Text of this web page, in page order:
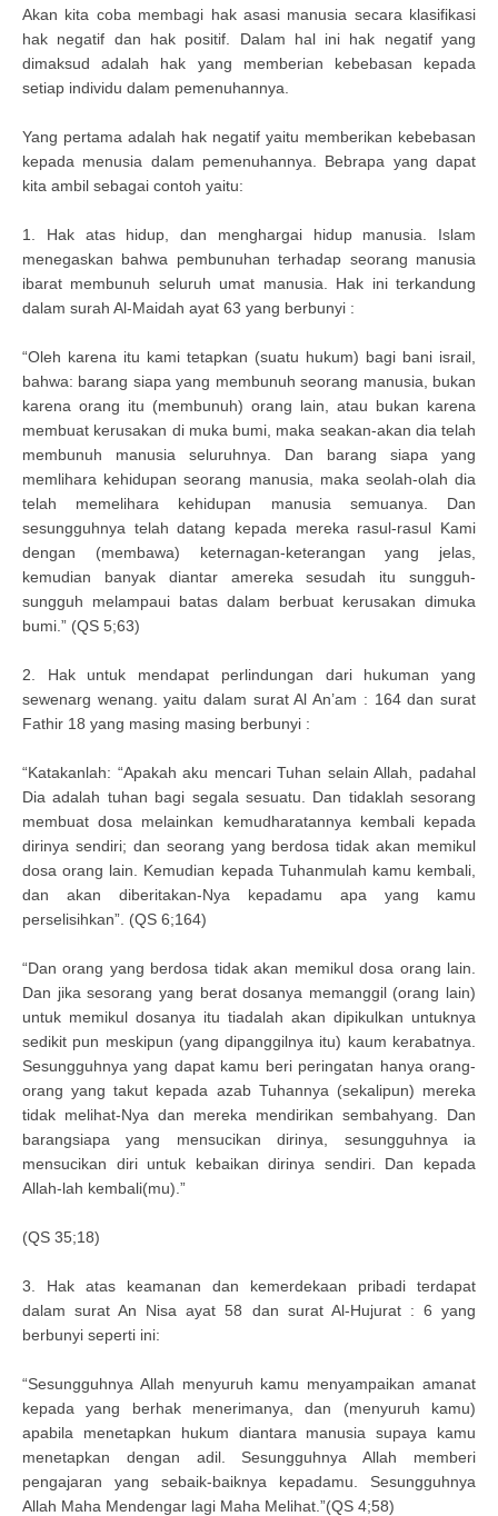
Akan kita coba membagi hak asasi manusia secara klasifikasi
hak negatif dan hak positif. Dalam hal ini hak negatif yang
dimaksud adalah hak yang memberian kebebasan kepada
setiap individu dalam pemenuhannya.
Yang pertama adalah hak negatif yaitu memberikan kebebasan
kepada menusia dalam pemenuhannya. Bebrapa yang dapat
kita ambil sebagai contoh yaitu:
1. Hak atas hidup, dan menghargai hidup manusia. Islam
menegaskan bahwa pembunuhan terhadap seorang manusia
ibarat membunuh seluruh umat manusia. Hak ini terkandung
dalam surah Al-Maidah ayat 63 yang berbunyi :
“Oleh karena itu kami tetapkan (suatu hukum) bagi bani israil,
bahwa: barang siapa yang membunuh seorang manusia, bukan
karena orang itu (membunuh) orang lain, atau bukan karena
membuat kerusakan di muka bumi, maka seakan-akan dia telah
membunuh manusia seluruhnya. Dan barang siapa yang
memlihara kehidupan seorang manusia, maka seolah-olah dia
telah memelihara kehidupan manusia semuanya. Dan
sesungguhnya telah datang kepada mereka rasul-rasul Kami
dengan (membawa) keternagan-keterangan yang jelas,
kemudian banyak diantar amereka sesudah itu sungguh-
sungguh melampaui batas dalam berbuat kerusakan dimuka
bumi.” (QS 5;63)
2. Hak untuk mendapat perlindungan dari hukuman yang
sewenarg wenang. yaitu dalam surat Al An’am : 164 dan surat
Fathir 18 yang masing masing berbunyi :
“Katakanlah: “Apakah aku mencari Tuhan selain Allah, padahal
Dia adalah tuhan bagi segala sesuatu. Dan tidaklah sesorang
membuat dosa melainkan kemudharatannya kembali kepada
dirinya sendiri; dan seorang yang berdosa tidak akan memikul
dosa orang lain. Kemudian kepada Tuhanmulah kamu kembali,
dan akan diberitakan-Nya kepadamu apa yang kamu
perselisihkan”. (QS 6;164)
“Dan orang yang berdosa tidak akan memikul dosa orang lain.
Dan jika sesorang yang berat dosanya memanggil (orang lain)
untuk memikul dosanya itu tiadalah akan dipikulkan untuknya
sedikit pun meskipun (yang dipanggilnya itu) kaum kerabatnya.
Sesungguhnya yang dapat kamu beri peringatan hanya orang-
orang yang takut kepada azab Tuhannya (sekalipun) mereka
tidak melihat-Nya dan mereka mendirikan sembahyang. Dan
barangsiapa yang mensucikan dirinya, sesungguhnya ia
mensucikan diri untuk kebaikan dirinya sendiri. Dan kepada
Allah-lah kembali(mu).”
(QS 35;18)
3. Hak atas keamanan dan kemerdekaan pribadi terdapat
dalam surat An Nisa ayat 58 dan surat Al-Hujurat : 6 yang
berbunyi seperti ini:
“Sesungguhnya Allah menyuruh kamu menyampaikan amanat
kepada yang berhak menerimanya, dan (menyuruh kamu)
apabila menetapkan hukum diantara manusia supaya kamu
menetapkan dengan adil. Sesungguhnya Allah memberi
pengajaran yang sebaik-baiknya kepadamu. Sesungguhnya
Allah Maha Mendengar lagi Maha Melihat.”(QS 4;58)